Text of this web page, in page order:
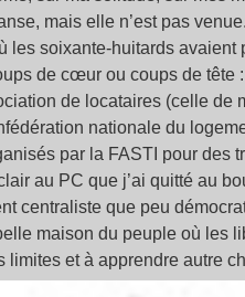
mais elle n’est pas
les soixante-huitards
de cœur ou coups de tête
de locataires (celle de
nationale du
par la FASTI pour des
au PC que j’ai quitté au
centraliste que peu
maison du peuple où les
limites et à apprendre autre